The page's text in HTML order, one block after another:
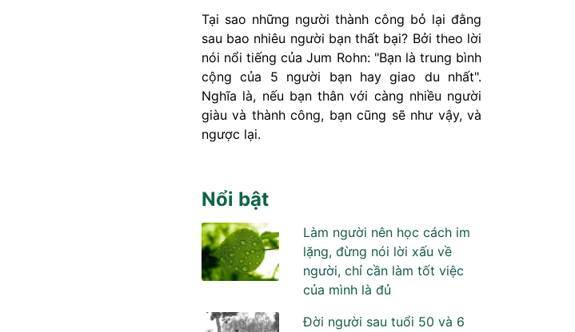
Tại sao những người thành công bỏ lại đằng
sau bao nhiêu người bạn thất bại? Bởi theo lời
nói nổi tiếng của Jum Rohn: "Bạn là trung bình
cộng của 5 người bạn hay giao du nhất".
Nghĩa là, nếu bạn thân với càng nhiều người
giàu và thành công, bạn cũng sẽ như vậy, và
ngược lại.
Nổi bật
Làm người nên học cách im
lặng, đừng nói lời xấu về
người, chỉ cần làm tốt việc
của mình là đủ
Đời người sau tuổi 50 và 6